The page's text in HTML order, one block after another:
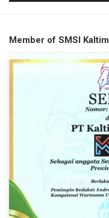
Member of SMSI Kaltim